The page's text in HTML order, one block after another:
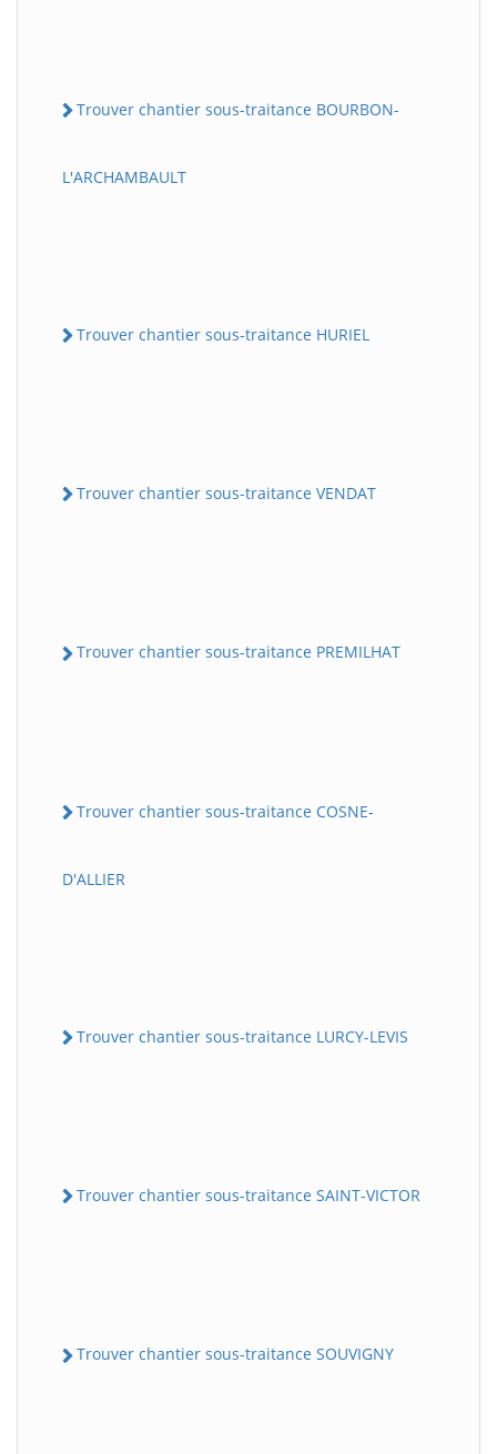
Trouver chantier sous-traitance BOURBON-
L'ARCHAMBAULT
Trouver chantier sous-traitance HURIEL
Trouver chantier sous-traitance VENDAT
Trouver chantier sous-traitance PREMILHAT
Trouver chantier sous-traitance COSNE-
D'ALLIER
Trouver chantier sous-traitance LURCY-LEVIS
Trouver chantier sous-traitance SAINT-VICTOR
Trouver chantier sous-traitance SOUVIGNY